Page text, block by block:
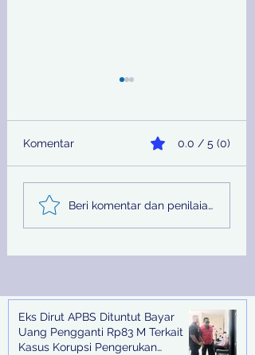
Sinergi Bea Cukai dan
Satgaspam Lanudal
Juanda Gagalkan
Komentar 0.0 / 5 (0)
Beri komentar dan penilaian...
Recent Posts
Eks Dirut APBS Dituntut Bayar
Uang Pengganti Rp83 M Terkait
Kasus Korupsi Pengerukan